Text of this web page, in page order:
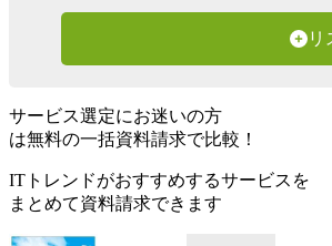
リ
サービス選定にお迷いの方
は無料の一括資料請求で比較！
ITトレンドがおすすめするサービスを
まとめて資料請求できます